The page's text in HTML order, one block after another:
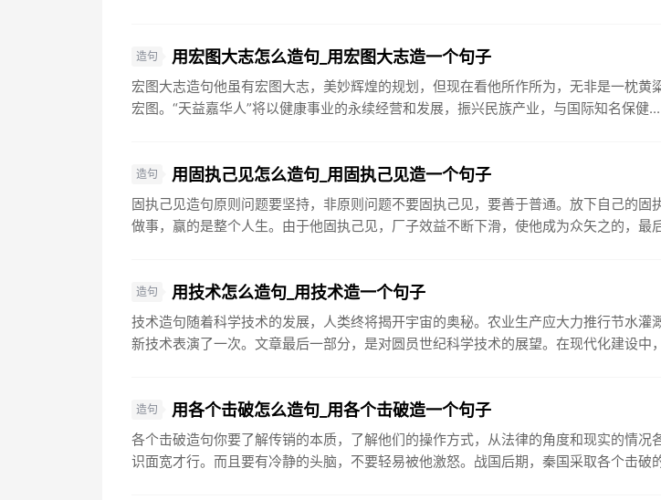
造句 用宏图大志怎么造句_用宏图大志造一个句子
宏图大志造句他虽有宏图大志，美妙辉煌的规划，但现在看他所作所为，无非是一枕黄
宏图。“天益嘉华人”将以健康事业的永续经营和发展，振兴民族产业，与国际知名保健...
造句 用固执己见怎么造句_用固执己见造一个句子
固执己见造句原则问题要坚持，非原则问题不要固执己见，要善于普通。放下自己的固
做事，赢的是整个人生。由于他固执己见，厂子效益不断下滑，使他成为众矢之的，最
造句 用技术怎么造句_用技术造一个句子
技术造句随着科学技术的发展，人类终将揭开宇宙的奥秘。农业生产应大力推行节水灌
新技术表演了一次。文章最后一部分，是对圆员世纪科学技术的展望。在现代化建设中
造句 用各个击破怎么造句_用各个击破造一个句子
各个击破造句你要了解传销的本质，了解他们的操作方式，从法律的角度和现实的情况
识面宽才行。而且要有冷静的头脑，不要轻易被他激怒。战国后期，秦国采取各个击破